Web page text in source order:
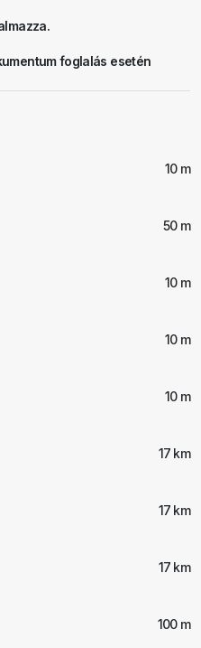
foglalás esetén
10 m
50 m
10 m
10 m
10 m
17 km
17 km
17 km
100 m